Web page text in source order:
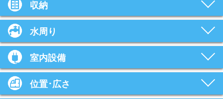
収納
水周り
室内設備
位置･広さ